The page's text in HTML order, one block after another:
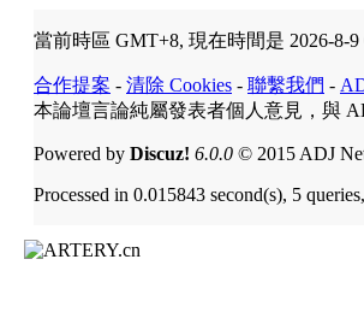
當前時區 GMT+8, 現在時間是 2026-8-9
合作提案 - 清除 Cookies - 聯繫我們 -
本論壇言論純屬發表者個人意見，與
Powered by Discuz! 6.0.0 © 2015 ADJ
Processed in 0.015843 second(s), 5